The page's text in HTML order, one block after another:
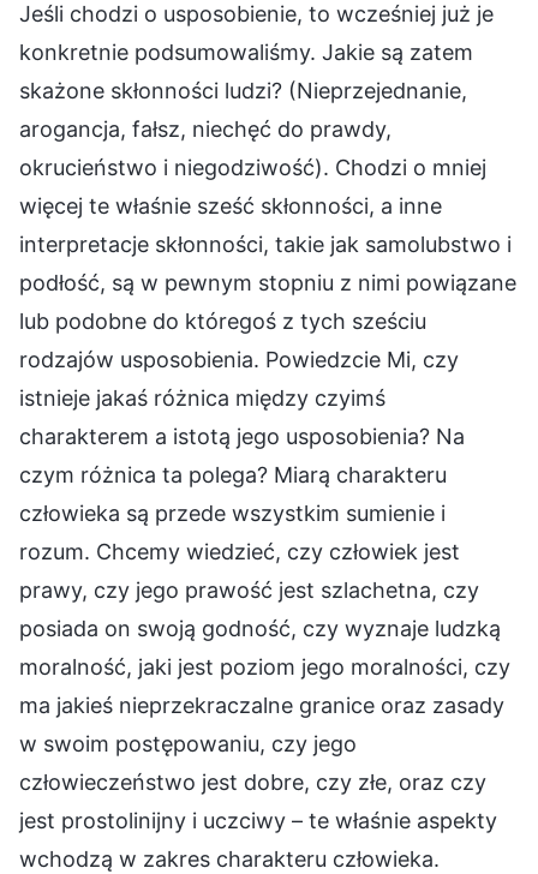
Jeśli chodzi o usposobienie, to wcześniej już je
konkretnie podsumowaliśmy. Jakie są zatem
skażone skłonności ludzi? (Nieprzejednanie,
arogancja, fałsz, niechęć do prawdy,
okrucieństwo i niegodziwość). Chodzi o mniej
więcej te właśnie sześć skłonności, a inne
interpretacje skłonności, takie jak samolubstwo i
podłość, są w pewnym stopniu z nimi powiązane
lub podobne do któregoś z tych sześciu
rodzajów usposobienia. Powiedzcie Mi, czy
istnieje jakaś różnica między czyimś
charakterem a istotą jego usposobienia? Na
czym różnica ta polega? Miarą charakteru
człowieka są przede wszystkim sumienie i
rozum. Chcemy wiedzieć, czy człowiek jest
prawy, czy jego prawość jest szlachetna, czy
posiada on swoją godność, czy wyznaje ludzką
moralność, jaki jest poziom jego moralności, czy
ma jakieś nieprzekraczalne granice oraz zasady
w swoim postępowaniu, czy jego
człowieczeństwo jest dobre, czy złe, oraz czy
jest prostolinijny i uczciwy – te właśnie aspekty
wchodzą w zakres charakteru człowieka.